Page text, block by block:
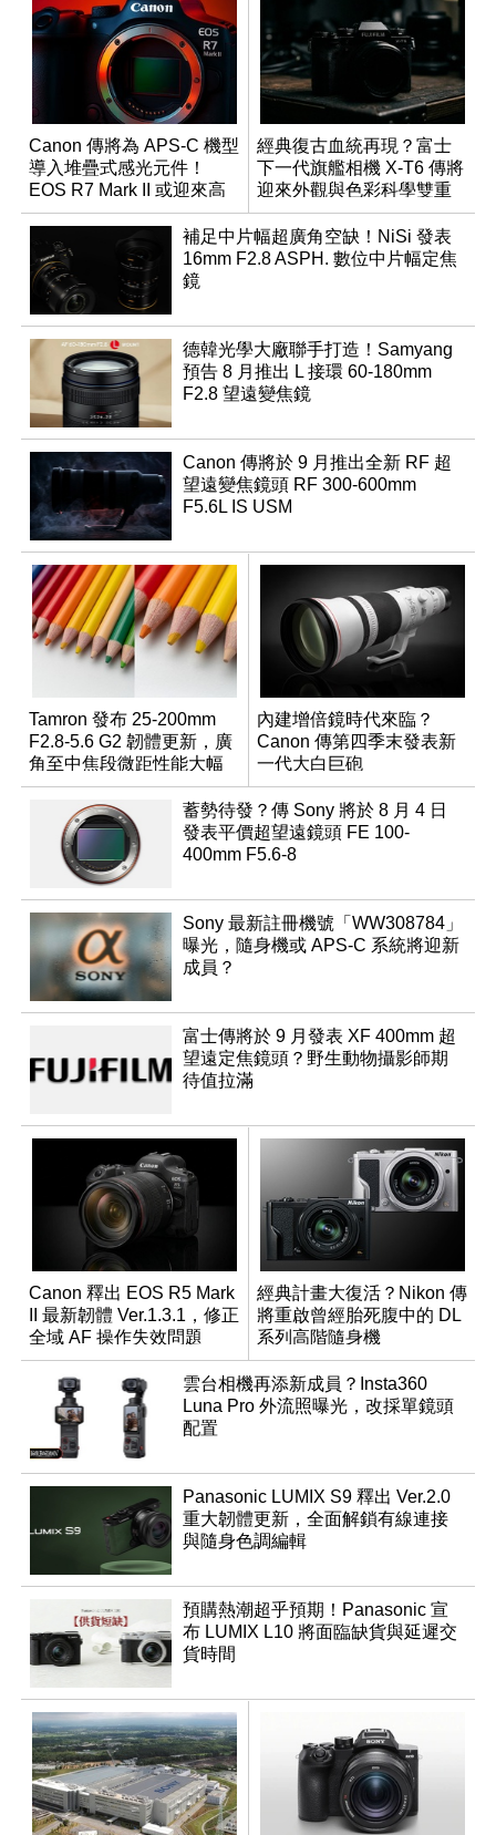
Canon 傳將為 APS-C 機型
導入堆疊式感光元件！
EOS R7 Mark II 或迎來高
速讀出升級
經典復古血統再現？富士
下一代旗艦相機 X-T6 傳將
迎來外觀與色彩科學雙重
優化
補足中片幅超廣角空缺！NiSi 發表
16mm F2.8 ASPH. 數位中片幅定焦
鏡
德韓光學大廠聯手打造！Samyang
預告 8 月推出 L 接環 60-180mm
F2.8 望遠變焦鏡
Canon 傳將於 9 月推出全新 RF 超
望遠變焦鏡頭 RF 300-600mm
F5.6L IS USM
Tamron 發布 25-200mm
F2.8-5.6 G2 韌體更新，廣
角至中焦段微距性能大幅
升級
內建增倍鏡時代來臨？
Canon 傳第四季末發表新
一代大白巨砲
蓄勢待發？傳 Sony 將於 8 月 4 日
發表平價超望遠鏡頭 FE 100-
400mm F5.6-8
Sony 最新註冊機號「WW308784」
曝光，隨身機或 APS-C 系統將迎新
成員？
富士傳將於 9 月發表 XF 400mm 超
望遠定焦鏡頭？野生動物攝影師期
待值拉滿
Canon 釋出 EOS R5 Mark
II 最新韌體 Ver.1.3.1，修正
全域 AF 操作失效問題
經典計畫大復活？Nikon 傳
將重啟曾經胎死腹中的 DL
系列高階隨身機
雲台相機再添新成員？Insta360
Luna Pro 外流照曝光，改採單鏡頭
配置
Panasonic LUMIX S9 釋出 Ver.2.0
重大韌體更新，全面解鎖有線連接
與隨身色調編輯
預購熱潮超乎預期！Panasonic 宣
布 LUMIX L10 將面臨缺貨與延遲交
貨時間